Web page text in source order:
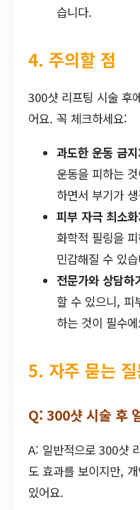
습니다.
4. 주의할 점
300샷 리프팅 시술 후
어요. 꼭 체크하세요:
과도한 운동 금
운동을 피하는
하면서 부기가
피부 자극 최소
화학적 필링을
민감해질 수 있
전문가와 상담하
할 수 있으니, 피
하는 것이 필수
5. 자주 묻는
Q: 300샷 시술 후
A: 일반적으로 300샷
도 효과를 보이지만,
있어요.